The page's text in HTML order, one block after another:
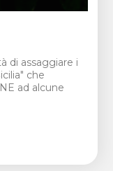
di assaggiare i
che
ad alcune